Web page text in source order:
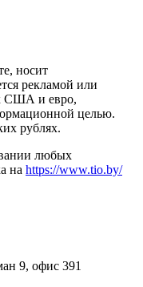
носит
рекламой или
США и евро,
целью.
рублях.
любых
на https://www.tio.by/
9, офис 391